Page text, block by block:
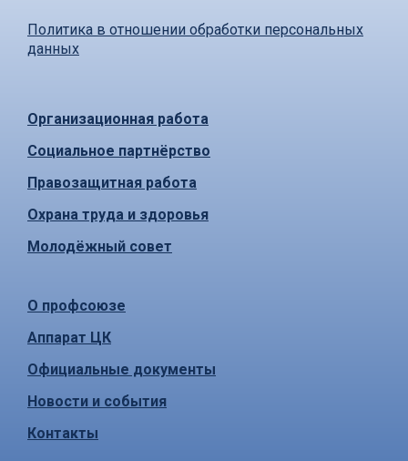
Политика в отношении обработки персональных
данных
Организационная работа
Социальное партнёрство
Правозащитная работа
Охрана труда и здоровья
Молодёжный совет
О профсоюзе
Аппарат ЦК
Официальные документы
Новости и события
Контакты